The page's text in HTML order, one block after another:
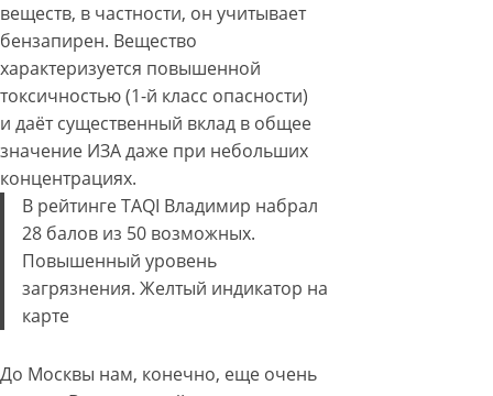
веществ, в частности, он учитывает
бензапирен. Вещество
характеризуется повышенной
токсичностью (1-й класс опасности)
и даёт существенный вклад в общее
значение ИЗА даже при небольших
концентрациях.
В рейтинге TAQI Владимир набрал
28 балов из 50 возможных.
Повышенный уровень
загрязнения. Желтый индикатор на
карте
До Москвы нам, конечно, еще очень